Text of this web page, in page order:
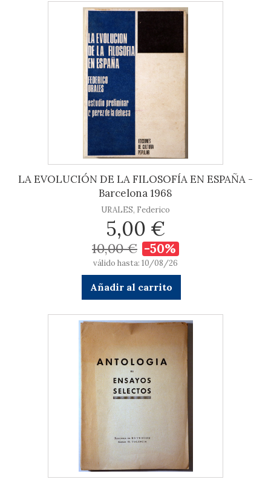
LA EVOLUCIÓN DE LA FILOSOFÍA EN ESPAÑA -
Barcelona 1968
URALES, Federico
5,00 €
10,00 € -50%
válido hasta: 10/08/26
Añadir al carrito